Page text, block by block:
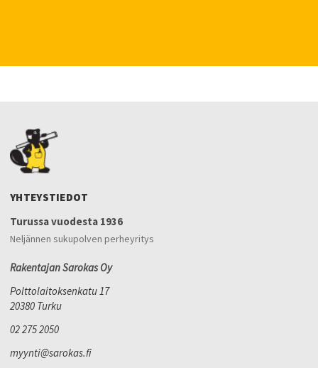
YHTEYSTIEDOT
Turussa vuodesta 1936
Neljännen sukupolven perheyritys
Rakentajan Sarokas Oy
Polttolaitoksenkatu 17
20380 Turku
02 275 2050
myynti@sarokas.fi